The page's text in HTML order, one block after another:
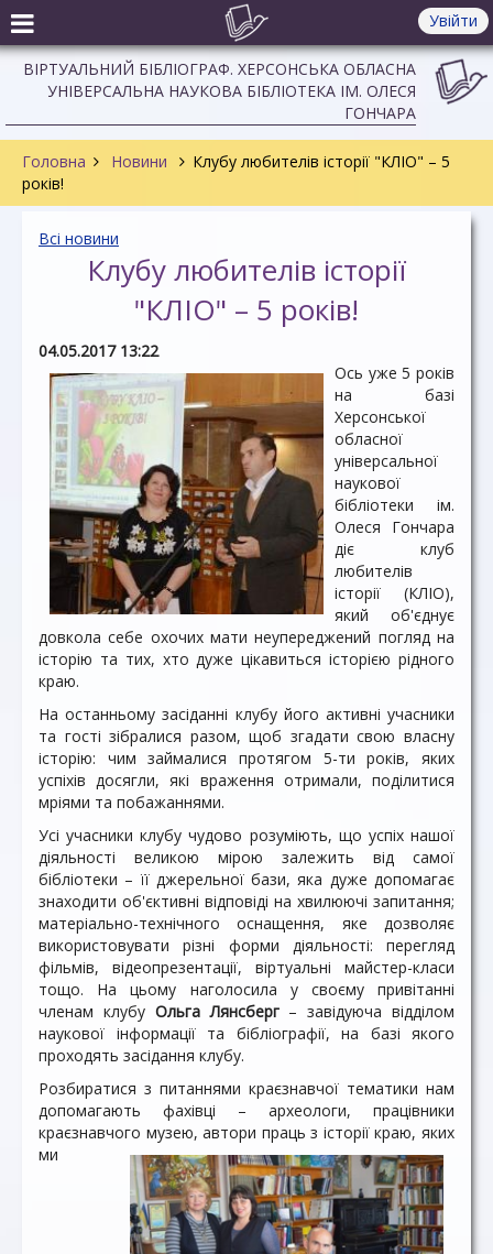
Увійти
ВІРТУАЛЬНИЙ БІБЛІОГРАФ. ХЕРСОНСЬКА ОБЛАСНА
УНІВЕРСАЛЬНА НАУКОВА БІБЛІОТЕКА ІМ. ОЛЕСЯ
ГОНЧАРА
Головна Новини
Клубу любителів історії "КЛІО" – 5
років!
Всі новини
Клубу любителів історії
"КЛІО" – 5 років!
04.05.2017 13:22
Ось уже 5 років
на базі
Херсонської
обласної
універсальної
наукової
бібліотеки ім.
Олеся Гончара
діє клуб
любителів
історії (КЛІО),
який об'єднує
довкола себе охочих мати неупереджений погляд на
історію та тих, хто дуже цікавиться історією рідного
краю.
На останньому засіданні клубу його активні учасники
та гості зібралися разом, щоб згадати свою власну
історію: чим займалися протягом 5-ти років, яких
успіхів досягли, які враження отримали, поділитися
мріями та побажаннями.
Усі учасники клубу чудово розуміють, що успіх нашої
діяльності великою мірою залежить від самої
бібліотеки – її джерельної бази, яка дуже допомагає
знаходити об'єктивні відповіді на хвилюючі запитання;
матеріально-технічного оснащення, яке дозволяє
використовувати різні форми діяльності: перегляд
фільмів, відеопрезентації, віртуальні майстер-класи
тощо. На цьому наголосила у своєму привітанні
членам клубу Ольга Лянсберг– завідуюча відділом
наукової інформації та бібліографії, на базі якого
проходять засідання клубу.
Розбиратися з питаннями краєзнавчої тематики нам
допомагають фахівці – археологи, працівники
краєзнавчого музею, автори праць з історіїкраю, яких
ми